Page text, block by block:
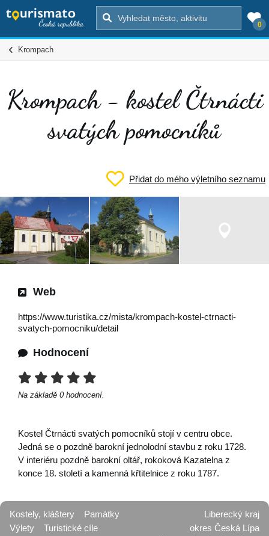
0
Krompach
Krompach - kostel Čtrnácti
svatých pomocníků
Přidat do mého výletního seznamu
Web
https://www.turistika.cz/mista/krompach-kostel-ctrnacti-
svatych-pomocniku/detail
Hodnocení
Na základě 0 hodnocení.
Kostel Čtrnácti svatých pomocníků stojí v centru obce.
Jedná se o pozdně barokní jednolodní stavbu z roku 1728.
V interiéru pozdně barokní oltář, rokoková Kazatelna z
konce 18. století a kamenná křtitelnice z roku 1787.
Kostely, kláštery
Památky
Výlety
Turistické cíle
Liberecký kraj
okres Česká Lípa